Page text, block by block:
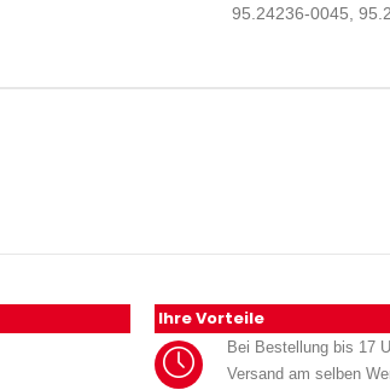
95.24236-0045,
Ihre Vorteile
Bei Bestellung bis 17
Versand am selben